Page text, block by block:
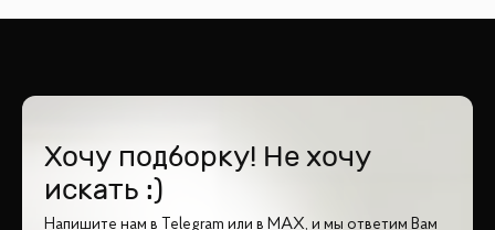
Хочу подборку! Не хочу
искать :)
Напишите нам в Telegram или в MAX, и мы ответим Вам